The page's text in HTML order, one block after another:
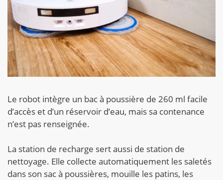
Le robot intègre un bac à poussière de 260 ml facile
d’accès et d’un réservoir d’eau, mais sa contenance
n’est pas renseignée.
La station de recharge sert aussi de station de
nettoyage. Elle collecte automatiquement les saletés
dans son sac à poussières, mouille les patins, les